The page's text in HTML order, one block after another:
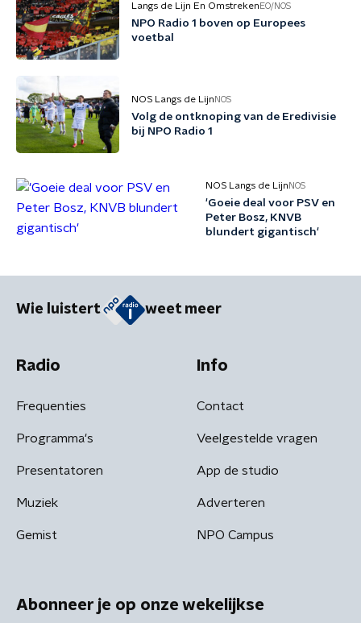
Langs de Lijn En Omstreken EO/NOS
NPO Radio 1 boven op Europees
voetbal
NOS Langs de Lijn NOS
Volg de ontknoping van de Eredivisie
bij NPO Radio 1
NOS Langs de Lijn NOS
'Goeie deal voor PSV en
Peter Bosz, KNVB
blundert gigantisch'
Wie luistert weet meer
Radio
Frequenties
Programma's
Presentatoren
Muziek
Gemist
Info
Contact
Veelgestelde vragen
App de studio
Adverteren
NPO Campus
Abonneer je op onze wekelijkse